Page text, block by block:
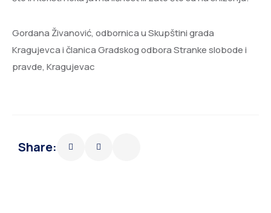
Gordana Živanović, odbornica u Skupštini grada
Kragujevca i članica Gradskog odbora Stranke slobode i
pravde, Kragujevac
Share: